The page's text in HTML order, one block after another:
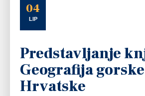
04
LIP
Predstavljanje
Geografija gorske
Hrvatske